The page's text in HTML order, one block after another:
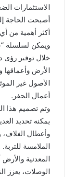
الاستثمارات
أصبحت الحاجة
أكثر أهمية من
خلال توفير رؤى
الأرض وأعماقها
الأصول غير
أعمال الحفر.
وتم تصميم هذا
يمكنه تحديد
وأعطال الغلاف،
الملامسة
المعدنية
الوصلات، يعزز